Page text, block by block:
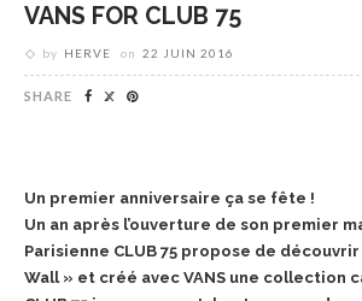
VANS FOR CLUB 75
by HERVE on 22 JUIN 2016
SHARE
Un premier anniversaire ça se fête !
Un an après l’ouverture de son premier
Parisienne CLUB 75 propose de
Wall » et créé avec VANS une collection